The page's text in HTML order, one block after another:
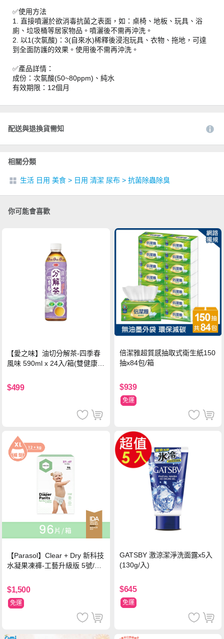
✅使用方法
1. 直接噴灑於欲消毒抗菌之表面，如：桌椅、地板、玩具、浴
廁、垃圾桶等居家物品。噴灑後不需再沖洗。
2. 以1(次氯酸)：3(自來水)稀釋後浸泡玩具、衣物、拖地，可達
到全面防護的效果。使用後不需再沖洗。
✅產品詳情：
成份：次氯酸(50~80ppm)、純水
有效期限：12個月
配送與退換貨需知
相關分類
生活 日用 美食 > 日用 清潔 尿布 > 抗菌除蟲除臭
你可能會喜歡
【愛之味】油切分解茶-四季春
風味 590ml x 24入/箱(雙健康認
$499
倍潔雅超質感抽取式衛生紙150
抽x84包/箱
$939
免運
【Parasol】Clear + Dry 新科技
水凝果凍褲-工藝升級版 5號/XL
$1,500
免運
GATSBY 激涼潔淨洗面露x5入
(130g/入)
$645
免運